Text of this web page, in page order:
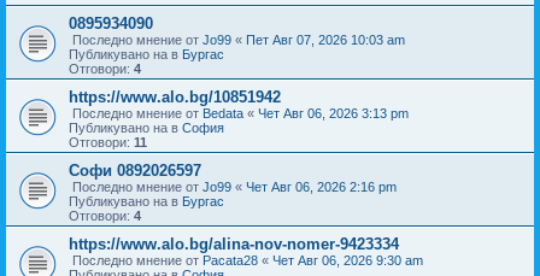
0895934090
Последно мнение от Jo99 « Пет Авг 07, 2026 10:03 am
Публикувано на в Бургас
Отговори: 4
https://www.alo.bg/10851942
Последно мнение от Bedata « Чет Авг 06, 2026 3:13 pm
Публикувано на в София
Отговори: 11
Софи 0892026597
Последно мнение от Jo99 « Чет Авг 06, 2026 2:16 pm
Публикувано на в Бургас
Отговори: 4
https://www.alo.bg/alina-nov-nomer-9423334
Последно мнение от Pacata28 « Чет Авг 06, 2026 9:30 am